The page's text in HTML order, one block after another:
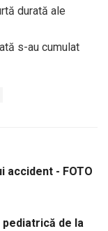
durată ale
s-au cumulat
accident - FOTO
de la